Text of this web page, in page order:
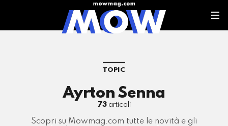
TOPIC
Ayrton Senna
73articoli
Scopri su Mowmag.com tutte le novità e gli